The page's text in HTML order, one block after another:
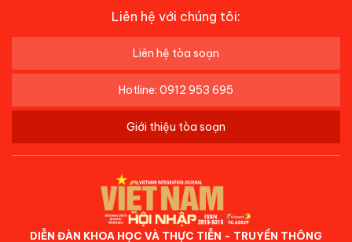
Liên hệ với chúng tôi:
Liên hệ tòa soạn
Hotline: 0912 953 695
Giới thiệu tòa soạn
DIỄN ĐÀN KHOA HỌC VÀ THỰC TIỄN - TRUYỀN THÔNG